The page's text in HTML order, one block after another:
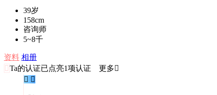
39岁
158cm
咨询师
5~8千
资料 相册
 Ta的认证已点亮1项认证 更多
 